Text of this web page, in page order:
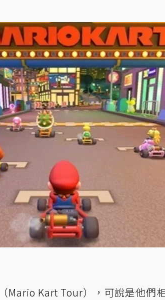
Mario Kart Tour），可說是他們